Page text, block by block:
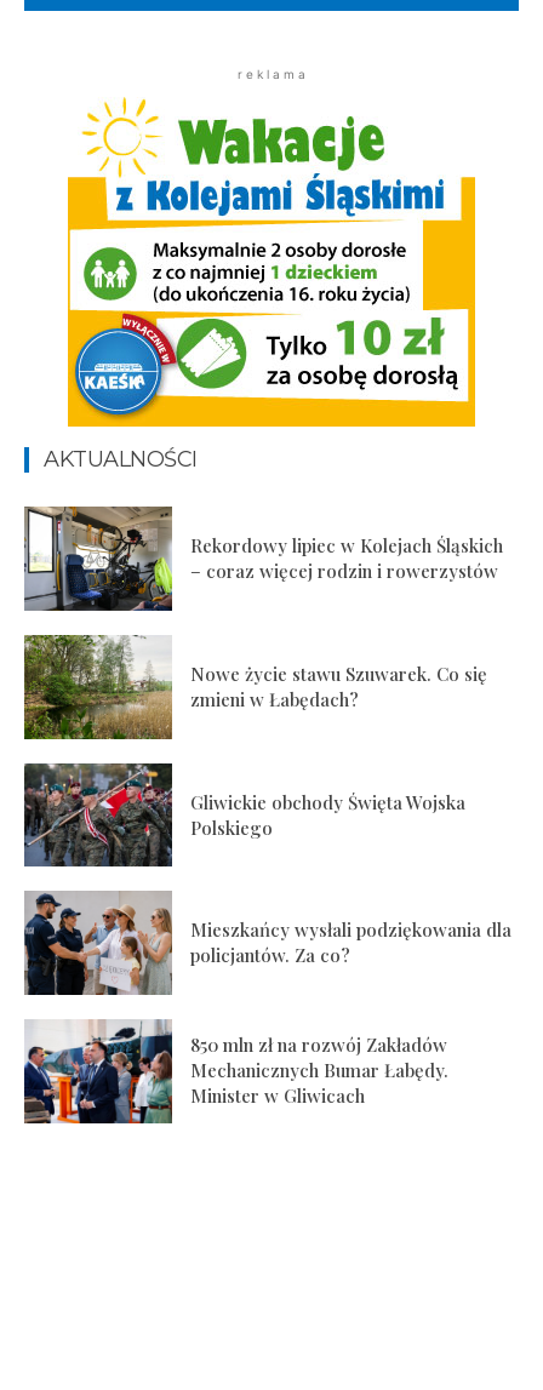
r e k l a m a
AKTUALNOŚCI
Rekordowy lipiec w Kolejach Śląskich
– coraz więcej rodzin i rowerzystów
Nowe życie stawu Szuwarek. Co się
zmieni w Łabędach?
Gliwickie obchody Święta Wojska
Polskiego
Mieszkańcy wysłali podziękowania dla
policjantów. Za co?
850 mln zł na rozwój Zakładów
Mechanicznych Bumar Łabędy.
Minister w Gliwicach